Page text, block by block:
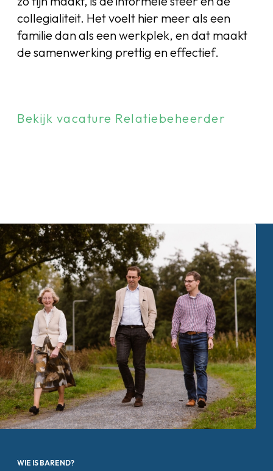
collegialiteit. Het voelt hier meer als een
familie dan als een werkplek, en dat maakt
de samenwerking prettig en effectief.
Bekijk vacature Relatiebeheerder
WIE IS BAREND?